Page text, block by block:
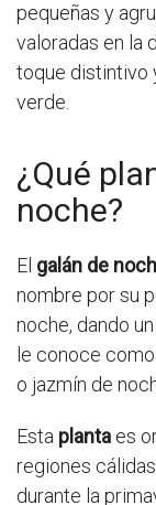
pequeñas y
valoradas en la
toque distintivo
verde.
¿Qué
noche?
El galán de
nombre por su
noche, dando
le conoce
o jazmín de
Esta planta es
regiones
durante la